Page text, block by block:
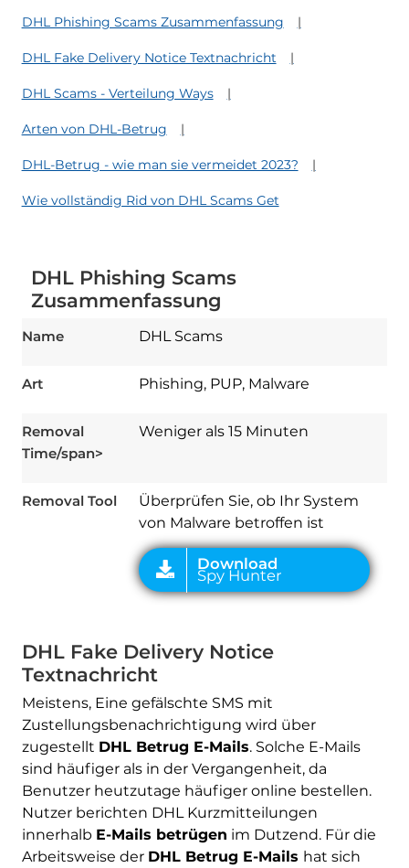
DHL Phishing Scams Zusammenfassung
DHL Fake Delivery Notice Textnachricht
DHL Scams - Verteilung Ways
Arten von DHL-Betrug
DHL-Betrug - wie man sie vermeidet 2023?
Wie vollständig Rid von DHL Scams Get
DHL Phishing Scams
Zusammenfassung
Name DHL Scams
Art Phishing, PUP, Malware
Removal
Time/span>
Weniger als 15 Minuten
Removal Tool
Überprüfen Sie, ob Ihr System
von Malware betroffen ist
Spy Hunter
DHL Fake Delivery Notice
Textnachricht
Meistens, Eine gefälschte SMS mit
Zustellungsbenachrichtigung wird über
zugestellt DHL Betrug E-Mails. Solche E-Mails
sind häufiger als in der Vergangenheit, da
Benutzer heutzutage häufiger online bestellen.
Nutzer berichten DHL Kurzmitteilungen
innerhalb E-Mails betrügen im Dutzend. Für die
Arbeitsweise der DHL Betrug E-Mails hat sich